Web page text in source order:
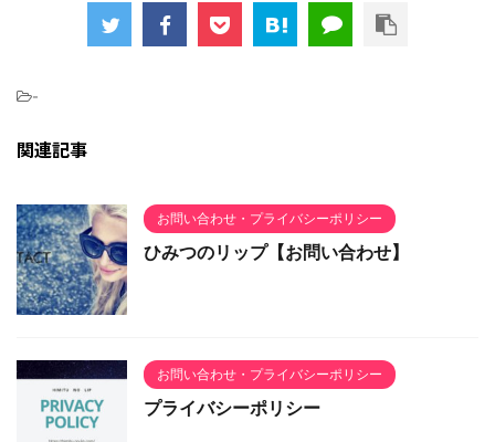
-
関連記事
お問い合わせ・プライバシーポリシー
ひみつのリップ【お問い合わせ】
お問い合わせ・プライバシーポリシー
プライバシーポリシー